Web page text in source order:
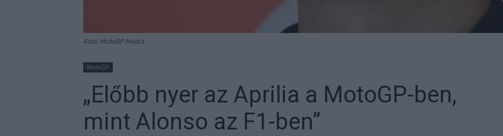
Fotó: MotoGP Media
MotoGP
„Előbb nyer az Aprilia a MotoGP-ben,
mint Alonso az F1-ben”